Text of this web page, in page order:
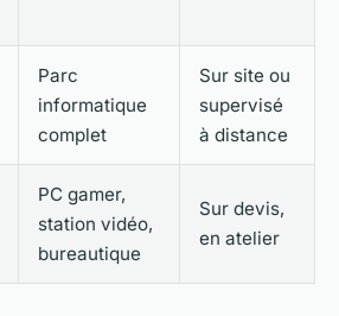
Parc
informatique
complet
Sur site ou
supervisé
à distance
PC gamer,
station vidéo,
bureautique
Sur devis,
en atelier